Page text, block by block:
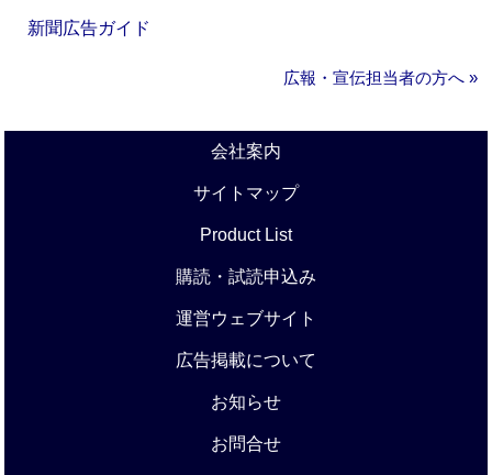
新聞広告ガイド
広報・宣伝担当者の方へ »
会社案内
サイトマップ
Product List
購読・試読申込み
運営ウェブサイト
広告掲載について
お知らせ
お問合せ